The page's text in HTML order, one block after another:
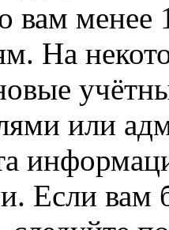
вам
На
или
Если